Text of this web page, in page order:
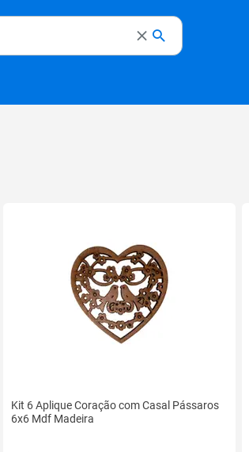
Kit 6 Aplique Coração com Casal Pássaros
6x6 Mdf Madeira